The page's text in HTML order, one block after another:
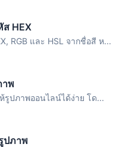
HEX
RGB และ HSL จากชื่อสี ห...
าพ
รูปภาพออนไลน์ได้ง่าย โด...
ปภาพ